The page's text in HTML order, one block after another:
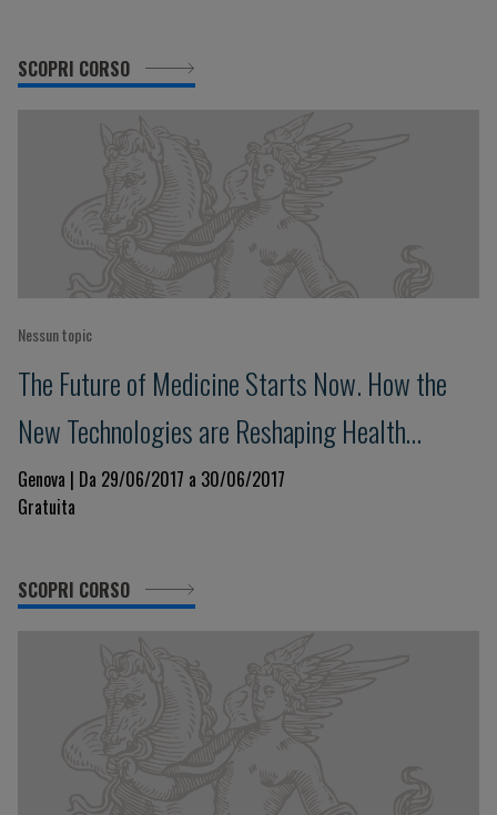
SCOPRI CORSO
Nessun topic
The Future of Medicine Starts Now. How the
New Technologies are Reshaping Health
Science
Genova | Da 29/06/2017 a 30/06/2017
Gratuita
SCOPRI CORSO